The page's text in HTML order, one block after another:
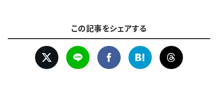
この記事をシェアする